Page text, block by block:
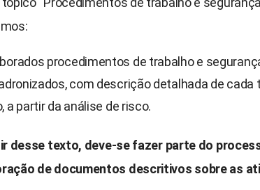
procedimentos de trabalho e
com descrição detalhada de cada
a partir da análise de risco.
desse texto, deve-se fazer parte do
de documentos descritivos sobre as